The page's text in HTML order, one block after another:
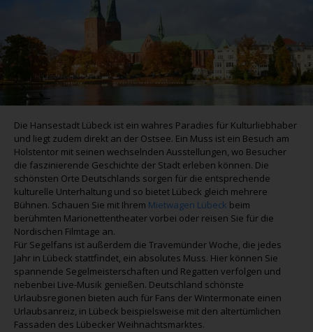
Die Hansestadt Lübeck ist ein wahres Paradies für Kulturliebhaber
und liegt zudem direkt an der Ostsee. Ein Muss ist ein Besuch am
Holstentor mit seinen wechselnden Ausstellungen, wo Besucher
die faszinierende Geschichte der Stadt erleben können. Die
schönsten Orte Deutschlands sorgen für die entsprechende
kulturelle Unterhaltung und so bietet Lübeck gleich mehrere
Bühnen. Schauen Sie mit Ihrem Mietwagen Lübeck beim
berühmten Marionettentheater vorbei oder reisen Sie für die
Nordischen Filmtage an.
Für Segelfans ist außerdem die Travemünder Woche, die jedes
Jahr in Lübeck stattfindet, ein absolutes Muss. Hier können Sie
spannende Segelmeisterschaften und Regatten verfolgen und
nebenbei Live-Musik genießen. Deutschland schönste
Urlaubsregionen bieten auch für Fans der Wintermonate einen
Urlaubsanreiz, in Lübeck beispielsweise mit den altertümlichen
Fassaden des Lübecker Weihnachtsmarktes.